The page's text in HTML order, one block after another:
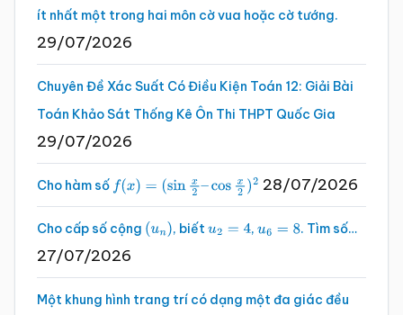
ít nhất một trong hai môn cờ vua hoặc cờ tướng.
29/07/2026
Chuyên Đề Xác Suất Có Điều Kiện Toán 12: Giải Bài
Toán Khảo Sát Thống Kê Ôn Thi THPT Quốc Gia
29/07/2026
Cho hàm số f(x)=(sinx2 –cosx2 )2 28/07/2026
Cho cấp số cộng (un), biếtu2 =4 , u6 =8 . Tìm số…
27/07/2026
Một khung hình trang trí có dạng một đa giác đều